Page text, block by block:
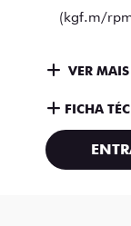
(kgf.m/
VER MAIS
FICHA